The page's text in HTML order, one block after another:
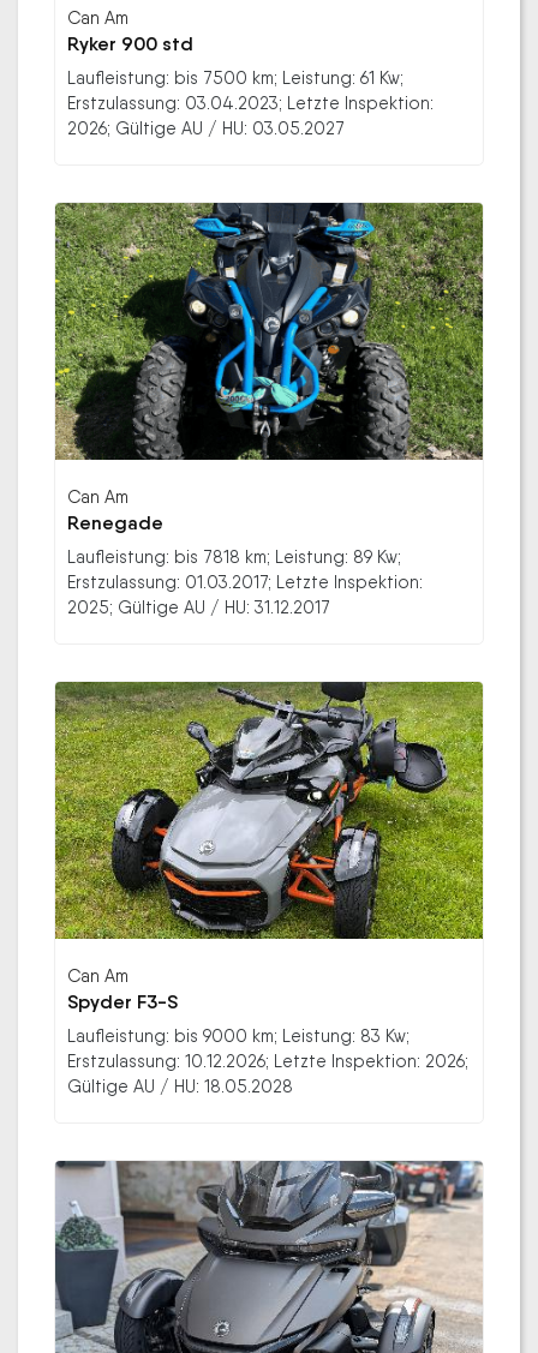
Can Am
Ryker 900 std
Laufleistung: bis 7500 km; Leistung: 61 Kw;
Erstzulassung: 03.04.2023; Letzte Inspektion:
2026; Gültige AU / HU: 03.05.2027
Can Am
Renegade
Laufleistung: bis 7818 km; Leistung: 89 Kw;
Erstzulassung: 01.03.2017; Letzte Inspektion:
2025; Gültige AU / HU: 31.12.2017
Can Am
Spyder F3-S
Laufleistung: bis 9000 km; Leistung: 83 Kw;
Erstzulassung: 10.12.2026; Letzte Inspektion: 2026;
Gültige AU / HU: 18.05.2028